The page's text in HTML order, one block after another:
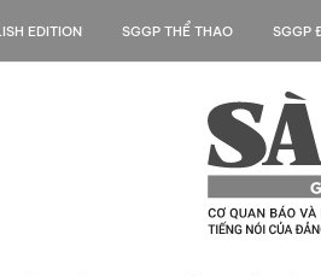
EDITION SGGP THỂ THAO SGGP